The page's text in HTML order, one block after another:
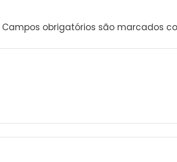
Campos obrigatórios são marcados